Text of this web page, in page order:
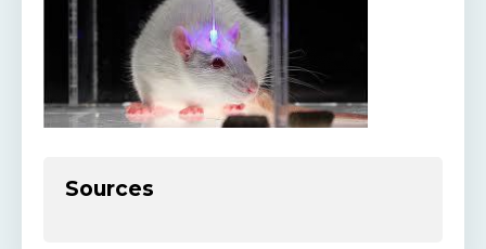
Sources